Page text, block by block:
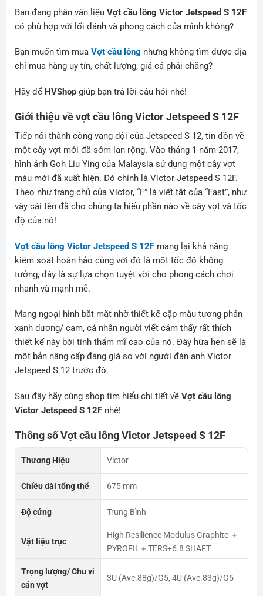
Bạn đang phân vân liệu Vợt cầu lông Victor Jetspeed S 12F
có phù hợp với lối đánh và phong cách của mình không?
Bạn muốn tìm mua Vợt cầu lông nhưng không tìm được địa
chỉ mua hàng uy tín, chất lượng, giá cả phải chăng?
Hãy để HVShopgiúp bạn trả lời câu hỏi nhé!
Giới thiệu về vợt cầu lông Victor Jetspeed S 12F
Tiếp nối thành công vang dội của Jetspeed S 12, tin đồn về
một cây vợt mới đã sớm lan rộng. Vào tháng 1 năm 2017,
hình ảnh Goh Liu Ying của Malaysia sử dụng một cây vợt
màu mới đã xuất hiện. Đó chính là Victor Jetspeed S 12F.
Theo như trang chủ của Victor, “F” là viết tắt của “Fast”, như
vậy cái tên đã cho chúng ta hiểu phần nào về cây vợt và tốc
độ của nó!
Vợt cầu lông Victor Jetspeed S 12Fmang lại khả năng
kiểm soát hoàn hảo cùng với đó là một tốc độ không
tưởng, đây là sự lựa chọn tuyệt vời cho phong cách chơi
nhanh và mạnh mẽ.
Mang ngoại hình bắt mắt nhờ thiết kế cặp màu tương phản
xanh dương/ cam, cá nhân người viết cảm thấy rất thích
thiết kế này bới tính thẩm mĩ cao của nó. Đây hứa hẹn sẽ là
một bản nâng cấp đáng giá so với người đàn anh Victor
Jetspeed S 12 trước đó.
Sau đây hãy cùng shop tìm hiểu chi tiết về Vợt cầu lông
Victor Jetspeed S 12Fnhé!
Thông số Vợt cầu lông Victor Jetspeed S 12F
Thương Hiệu Victor
Chiều dài tổng thể 675 mm
Độ cứng Trung Bình
Vật liệu trục
High Resilience Modulus Graphite ＋
PYROFIL＋TERS+6.8 SHAFT
Trọng lượng/ Chu vi
cán vợt
3U (Ave.88g)/G5, 4U (Ave.83g)/G5